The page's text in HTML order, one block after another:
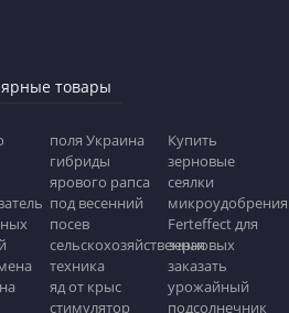
товары
поля Украина
гибриды
ярового рапса
под весенний
посев
сельскохозяйственная
техника
яд от крыс
стимулятор
Купить
зерновые
сеялки
микроудобрения
Ferteffect для
зерновых
заказать
урожайный
подсолнечник